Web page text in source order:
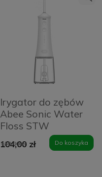
Irygator do zębów
Abee Sonic Water
Floss STW
104,00 zł
139,00 zł Do koszyka